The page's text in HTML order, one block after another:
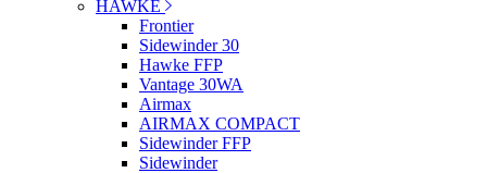
HAWKE
Frontier
Sidewinder 30
Hawke FFP
Vantage 30WA
Airmax
AIRMAX COMPACT
Sidewinder FFP
Sidewinder